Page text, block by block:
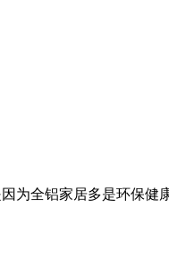
为全铝家居多是环保健